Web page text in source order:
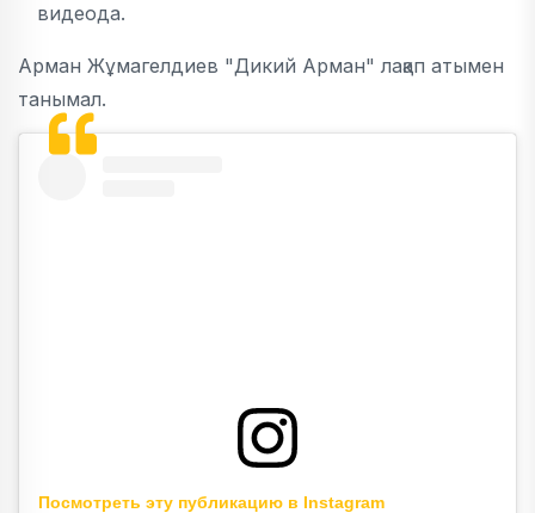
видеода.
Арман Жұмагелдиев "Дикий Арман" лақап атымен
танымал.
Посмотреть эту публикацию в Instagram